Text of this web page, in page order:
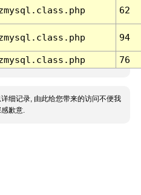
62
94
76
细记录, 由此给您带来的访问不便我
歉意.